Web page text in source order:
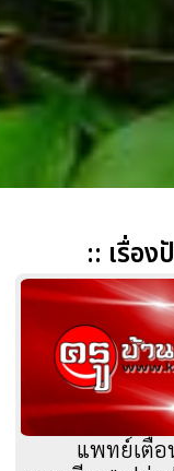
:: เรื่อ
แพทย์เตือ